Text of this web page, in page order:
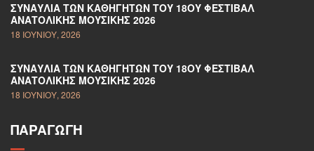
ΣΥΝΑΥΛΊΑ ΤΩΝ ΚΑΘΗΓΗΤΏΝ ΤΟΥ 18ΟΥ ΦΕΣΤΙΒΆΛ
ΑΝΑΤΟΛΙΚΉΣ ΜΟΥΣΙΚΉΣ 2026
18 ΙΟΥΝΊΟΥ, 2026
ΣΥΝΑΥΛΊΑ ΤΩΝ ΚΑΘΗΓΗΤΏΝ ΤΟΥ 18ΟΥ ΦΕΣΤΙΒΆΛ
ΑΝΑΤΟΛΙΚΉΣ ΜΟΥΣΙΚΉΣ 2026
18 ΙΟΥΝΊΟΥ, 2026
ΠΑΡΑΓΩΓΉ